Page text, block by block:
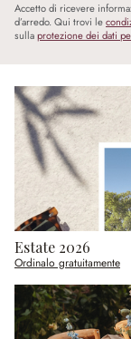
Accetto di ricevere
d’arredo. Qui trovi le
sullaprotezione dei dati
Estate 2026
Ordinalo gratuitamente